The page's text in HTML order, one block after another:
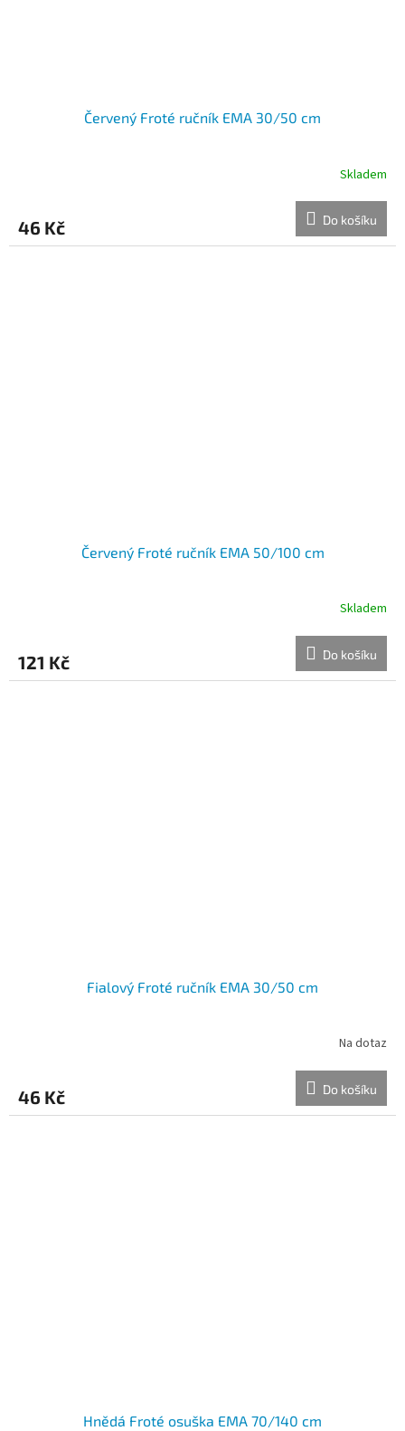
Červený Froté ručník EMA 30/50 cm
Skladem
46 Kč Do košíku
Červený Froté ručník EMA 50/100 cm
Skladem
121 Kč Do košíku
Fialový Froté ručník EMA 30/50 cm
Na dotaz
46 Kč Do košíku
Hnědá Froté osuška EMA 70/140 cm